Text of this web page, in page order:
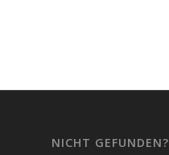
NICHT GEFUNDEN?